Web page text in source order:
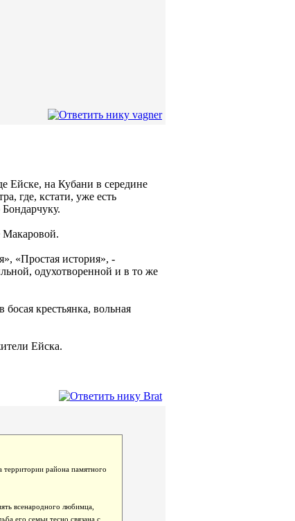
Ейске, на Кубани в середине
где, кстати, уже есть
«Простая история», -
одухотворенной и в то же
крестьянка, вольная
Ейска.
территории района памятного
всенародного любимца,
его семьи тесно связана с